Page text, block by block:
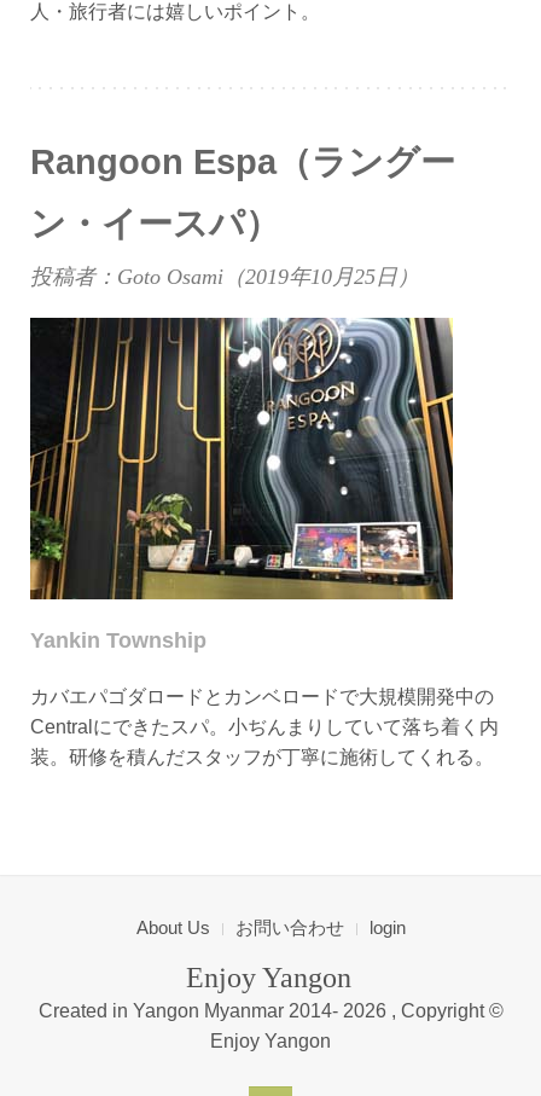
人・旅行者には嬉しいポイント。
Rangoon Espa（ラングー
ン・イースパ）
投稿者：Goto Osami（2019年10月25日 ）
Yankin Township
カバエパゴダロードとカンベロードで大規模開発中の
Centralにできたスパ。小ぢんまりしていて落ち着く内
装。研修を積んだスタッフが丁寧に施術してくれる。
About Us お問い合わせ login
Enjoy Yangon
Created in Yangon Myanmar 2014- 2026 , Copyright ©
Enjoy Yangon